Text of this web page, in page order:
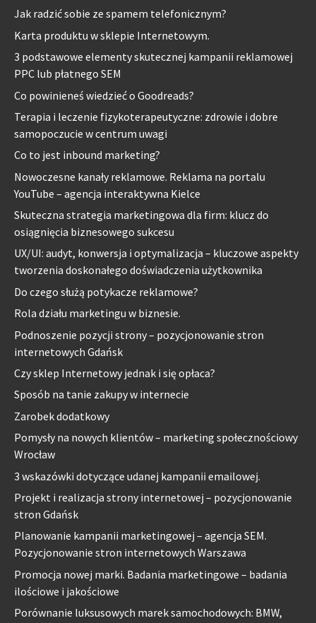
Jak radzić sobie ze spamem telefonicznym?
Karta produktu w sklepie Internetowym.
3 podstawowe elementy skutecznej kampanii reklamowej
PPC lub płatnego SEM
Co powinieneś wiedzieć o Goodreads?
Terapia i leczenie fizykoterapeutyczne: zdrowie i dobre
samopoczucie w centrum uwagi
Co to jest inbound marketing?
Nowoczesne kanały reklamowe. Reklama na portalu
YouTube – agencja interaktywna Kielce
Skuteczna strategia marketingowa dla firm: klucz do
osiągnięcia biznesowego sukcesu
UX/UI: audyt, konwersja i optymalizacja – kluczowe aspekty
tworzenia doskonałego doświadczenia użytkownika
Do czego służą potykacze reklamowe?
Rola działu marketingu w biznesie.
Podnoszenie pozycji strony – pozycjonowanie stron
internetowych Gdańsk
Czy sklep Internetowy jednak i się opłaca?
Sposób na tanie zakupy w internecie
Zarobek dodatkowy
Pomysły na nowych klientów – marketing społecznościowy
Wrocław
3 wskazówki dotyczące udanej kampanii emailowej.
Projekt i realizacja strony internetowej – pozycjonowanie
stron Gdańsk
Planowanie kampanii marketingowej – agencja SEM.
Pozycjonowanie stron internetowych Warszawa
Promocja nowej marki. Badania marketingowe – badania
ilościowe i jakościowe
Porównanie luksusowych marek samochodowych: BMW,